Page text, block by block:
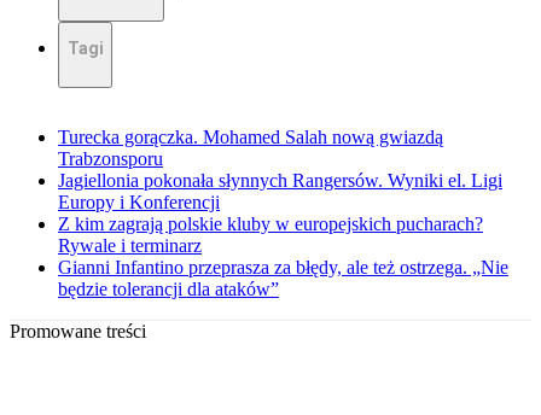
Tagi
Turecka gorączka. Mohamed Salah nową gwiazdą
Trabzonsporu
Jagiellonia pokonała słynnych Rangersów. Wyniki el. Ligi
Europy i Konferencji
Z kim zagrają polskie kluby w europejskich pucharach?
Rywale i terminarz
Gianni Infantino przeprasza za błędy, ale też ostrzega. „Nie
będzie tolerancji dla ataków”
Promowane treści